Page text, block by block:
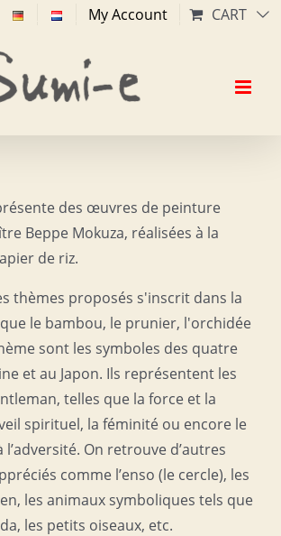
My Account CART
des œuvres de peinture
Beppe Mokuza, réalisées à la
de riz.
thèmes proposés s'inscrit dans la
le bambou, le prunier, l'orchidée
sont les symboles des quatre
et au Japon. Ils représentent les
telles que la force et la
spirituel, la féminité ou encore le
l’adversité. On retrouve d’autres
comme l’enso (le cercle), les
les animaux symboliques tels que
les petits oiseaux, etc.